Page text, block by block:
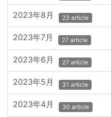
2023年8月 23 article
2023年7月 27 article
2023年6月 27 article
2023年5月 31 article
2023年4月 30 article